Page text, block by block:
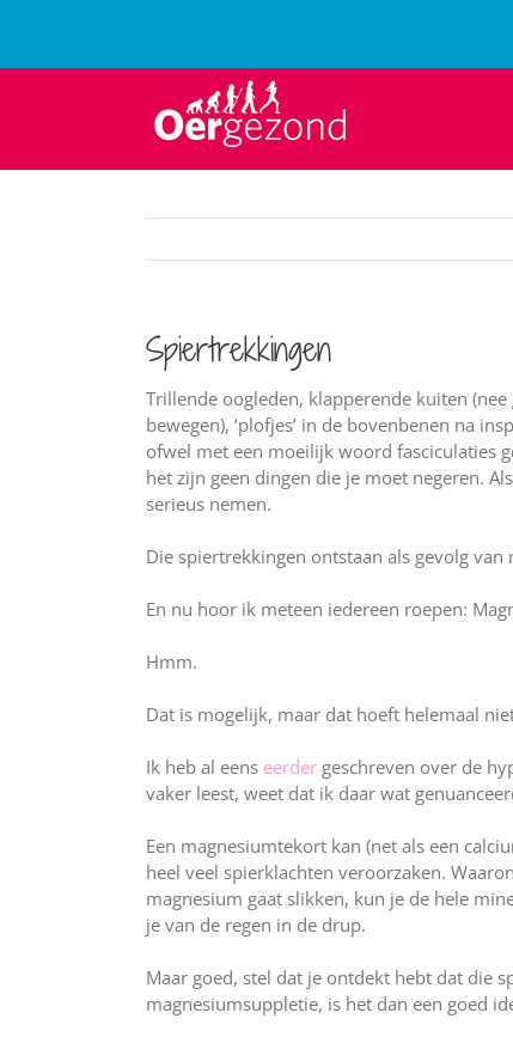
inhoud
Spiertrekkingen
Trillende oogleden, klapperende kuiten
bewegen), ‘plofjes’ in de bovenbenen na
ofwel met een moeilijk woord fasciculaties
het zijn geen dingen die je moet negeren.
serieus nemen.
Die spiertrekkingen ontstaan als gevolg
En nu hoor ik meteen iedereen roepen:
Hmm.
Dat is mogelijk, maar dat hoeft helemaal
Ik heb al eens eerder geschreven over de
vaker leest, weet dat ik daar wat
Een magnesiumtekort kan (net als een
heel veel spierklachten veroorzaken.
magnesium gaat slikken, kun je de hele
je van de regen in de drup.
Maar goed, stel dat je ontdekt hebt dat die
magnesiumsuppletie, is het dan een goed